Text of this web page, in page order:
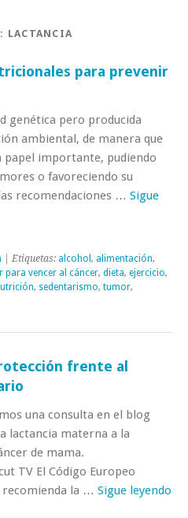
LACTANCIA
para prevenir
genética pero producida
ambiental, de manera que
papel importante, pudiendo
o favoreciendo su
recomendaciones … Sigue
| Etiquetas: alcohol , alimentación,
para vencer al cáncer, dieta, ejercicio,
, sedentarismo, tumor,
frente al
una consulta en el blog
lactancia materna a la
de mama.
TV El Código Europeo
recomienda la … Sigue leyendo